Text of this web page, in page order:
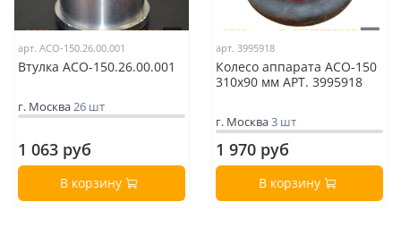
арт. АСО-150.26.00.001
Втулка АСО-150.26.00.001
г. Москва26 шт
1 063 руб
В корзину
арт. 3995918
Колесо аппарата АСО-150
310x90 мм АРТ. 3995918
г. Москва3 шт
1 970 руб
В корзину